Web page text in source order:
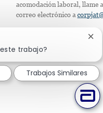
acomodación laboral, llame
correo electrónico a
trabajo?
Trabajos Similares